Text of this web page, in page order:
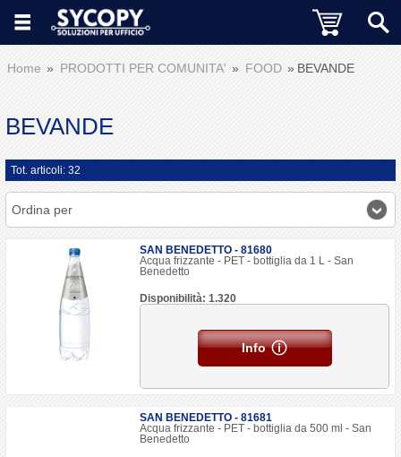
Home PRODOTTI PER COMUNITA' FOOD BEVANDE
BEVANDE
Tot. articoli: 32
Ordina per
SAN BENEDETTO - 81680
Acqua frizzante - PET - bottiglia da 1 L - San
Benedetto
Disponibilità: 1.320
Info
SAN BENEDETTO - 81681
Acqua frizzante - PET - bottiglia da 500 ml - San
Benedetto